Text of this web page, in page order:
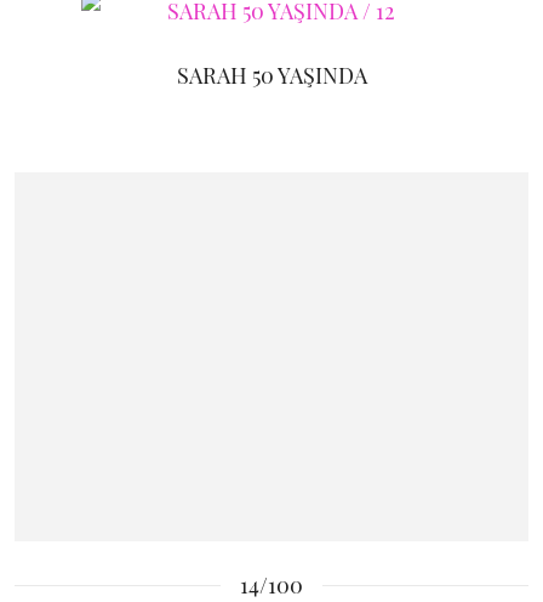
SARAH 50 YAŞINDA
14/100